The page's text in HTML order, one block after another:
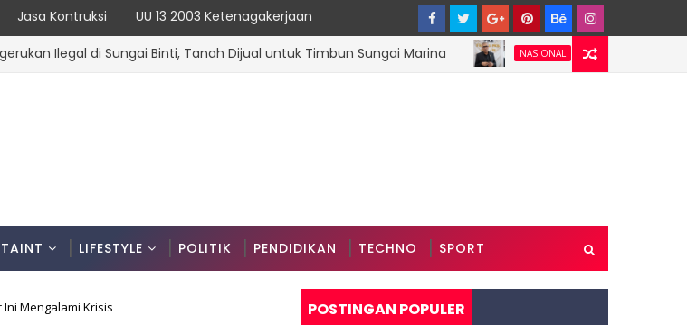
Jasa Kontruksi UU 13 2003 Ketenagakerjaan
di Sungai Binti, Tanah Dijual untuk Timbun Sungai Marina NASIONAL Lima Buruh Bangunan
LIFESTYLE POLITIK PENDIDIKAN TECHNO SPORT
Mengalami Krisis POSTINGAN POPULER